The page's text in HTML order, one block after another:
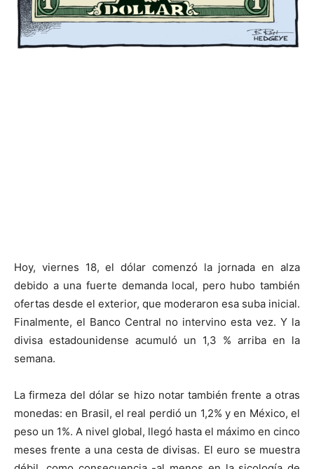
Hoy, viernes 18, el dólar comenzó la jornada en alza
debido a una fuerte demanda local, pero hubo también
ofertas desde el exterior, que moderaron esa suba inicial.
Finalmente, el Banco Central no intervino esta vez. Y la
divisa estadounidense acumuló un 1,3 % arriba en la
semana.
La firmeza del dólar se hizo notar también frente a otras
monedas: en Brasil, el real perdió un 1,2% y en México, el
peso un 1%. A nivel global, llegó hasta el máximo en cinco
meses frente a una cesta de divisas. El euro se muestra